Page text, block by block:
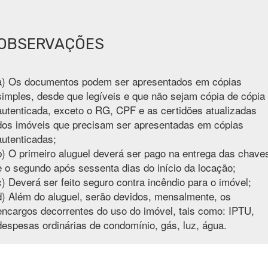
Os documentos podem ser apresentados em cópias
desde que legíveis e que não sejam cópia de cópia
exceto o RG, CPF e as certidões atualizadas
imóveis que precisam ser apresentadas em cópias
O primeiro aluguel deverá ser pago na entrega das
o segundo após sessenta dias do início da locação;
Deverá ser feito seguro contra incêndio para o imóvel;
Além do aluguel, serão devidos, mensalmente, os
decorrentes do uso do imóvel, tais como: IPTU,
ordinárias de condomínio, gás, luz, água.